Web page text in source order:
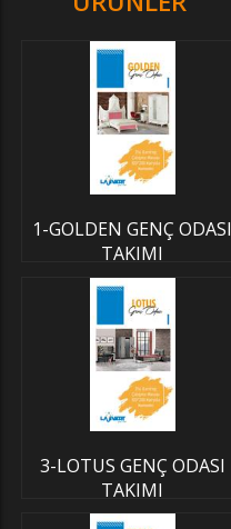
1-GOLDEN GENÇ ODASI
TAKIMI
3-LOTUS GENÇ ODASI
TAKIMI